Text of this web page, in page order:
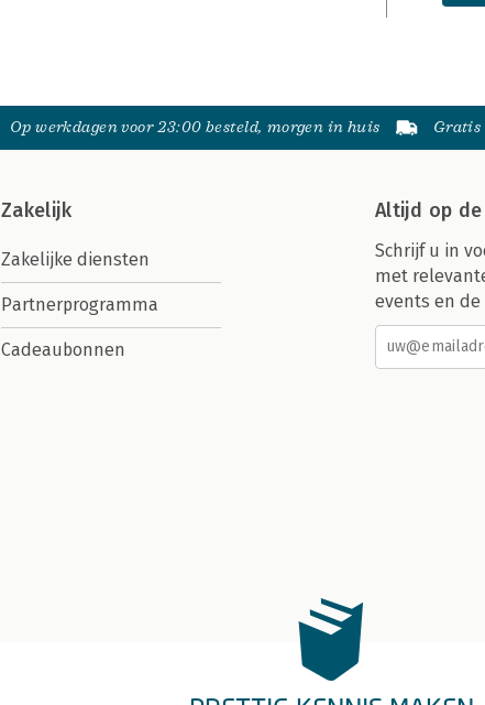
Op werkdagen voor 23:00 besteld, morgen in huis Gratis
Zakelijk
Zakelijke diensten
Partnerprogramma
Cadeaubonnen
Altijd op
Schrijf u in
met
events en de